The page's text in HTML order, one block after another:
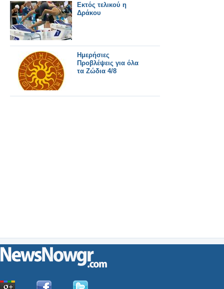
Εκτός τελικού η
Δράκου
Ημερήσιες
Προβλέψεις για όλα
τα Ζώδια 4/8